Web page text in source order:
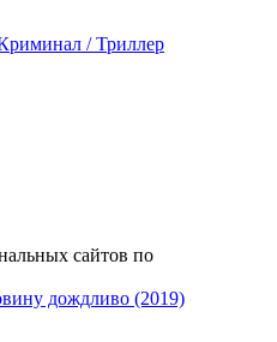
/ Триллер
сайтов по
дождливо (2019)